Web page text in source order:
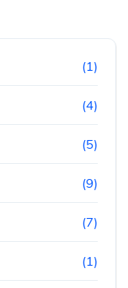
(1)
(4)
(5)
(9)
(7)
(1)